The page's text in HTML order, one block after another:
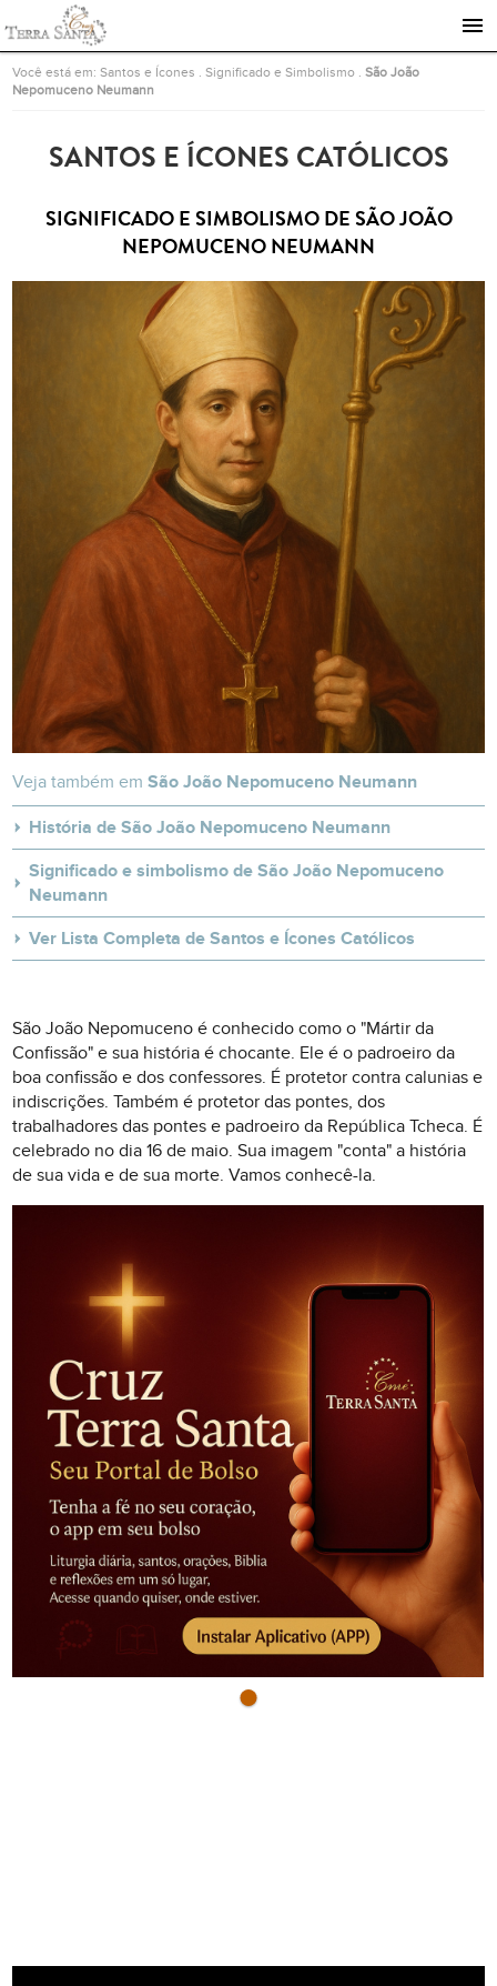
Ir para a página inicial
Você está em:Santos e Ícones .Significado e Simbolismo .São João
Nepomuceno Neumann
SANTOS E ÍCONES CATÓLICOS
SIGNIFICADO E SIMBOLISMO DE SÃO JOÃO
NEPOMUCENO NEUMANN
Veja também emSão João Nepomuceno Neumann
História de São João Nepomuceno Neumann
Significado e simbolismo de São João Nepomuceno
Neumann
Ver Lista Completa de Santos e Ícones Católicos
São João Nepomuceno é conhecido como o "Mártir da
Confissão" e sua história é chocante. Ele é o padroeiro da
boa confissão e dos confessores. É protetor contra calunias e
indiscrições. Também é protetor das pontes, dos
trabalhadores das pontes e padroeiro da República Tcheca. É
celebrado no dia 16 de maio. Sua imagem "conta" a história
de sua vida e de sua morte. Vamos conhecê-la.